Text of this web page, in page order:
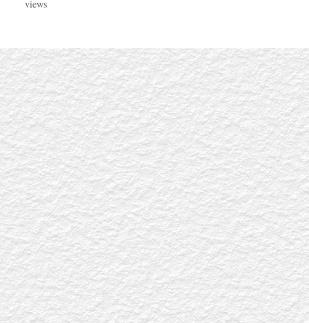
views